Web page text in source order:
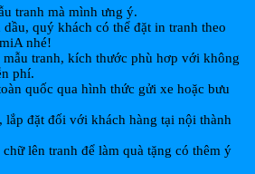
tranh mà mình ưng ý.
quý khách có thể đặt in tranh theo
nhé!
tranh, kích thước phù hơp với không
phí.
quốc qua hình thức gửi xe hoặc bưu
lắp đặt đối với khách hàng tại nội thành
lên tranh để làm quà tặng có thêm ý